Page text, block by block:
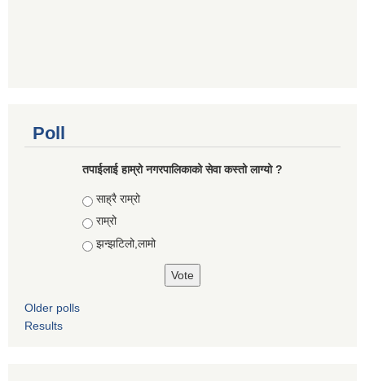
Poll
तपाईलाई हाम्रो नगरपालिकाको सेवा कस्तो लाग्यो ?
Choices
साह्रै राम्रो
राम्रो
झन्झटिलो,लामो
Older polls
Results